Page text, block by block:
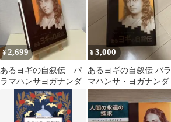
¥2,699
あるヨギの自叙伝 パ
ラマハンサヨガナンダ
¥3,000
あるヨギの自叙伝 パラ
マハンサ・ヨガナンダ